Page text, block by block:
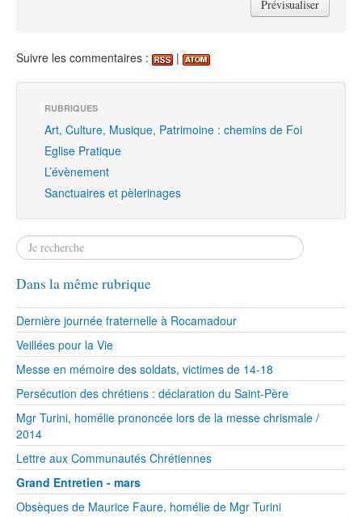
Suivre les commentaires : |
RUBRIQUES
Art, Culture, Musique, Patrimoine : chemins de Foi
Eglise Pratique
L’évènement
Sanctuaires et pèlerinages
Dans la même rubrique
Dernière journée fraternelle à Rocamadour
Veillées pour la Vie
Messe en mémoire des soldats, victimes de 14-18
Persécution des chrétiens : déclaration du Saint-Père
Mgr Turini, homélie prononcée lors de la messe chrismale /
2014
Lettre aux Communautés Chrétiennes
Grand Entretien - mars
Obsèques de Maurice Faure, homélie de Mgr Turini